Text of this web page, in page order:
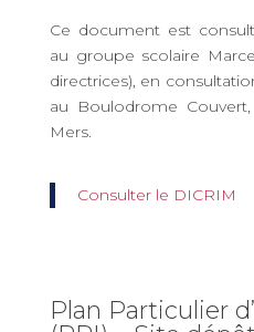
Ce document est
au groupe scolaire
directrices), en
au Boulodrome
Mers.
Consulter le DICRIM
Plan Particulier